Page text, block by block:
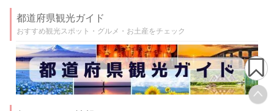
都道府県観光ガイド
おすすめ観光スポット・グルメ・お土産をチェック